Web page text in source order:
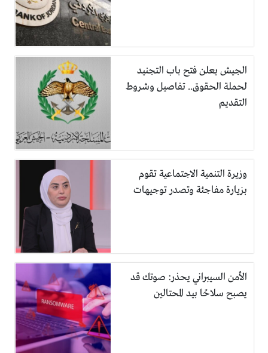
الجيش يعلن فتح باب التجنيد
لحملة الحقوق.. تفاصيل وشروط
التقديم
وزيرة التنمية الاجتماعية تقوم
بزيارة مفاجئة وتصدر توجيهات
الأمن السيبراني يحذر: صوتك قد
يصبح سلاحًا بيد المحتالين